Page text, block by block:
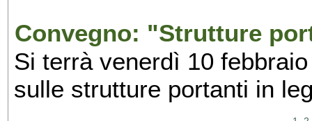
Convegno: "Strutture
Si terrà venerdì 10
sulle strutture portanti in